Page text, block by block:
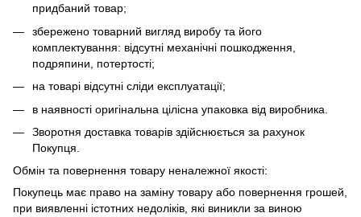
придбаний товар;
збережено товарний вигляд виробу та його
комплектування: відсутні механічні пошкодження,
подряпини, потертості;
на товарі відсутні сліди експлуатації;
в наявності оригінальна цілісна упаковка від виробника.
Зворотня доставка товарів здійснюється за рахунок
Покупця.
Обмін та повернення товару неналежної якості:
Покупець має право на заміну товару або повернення грошей,
при виявленні істотних недоліків, які виникли за виною